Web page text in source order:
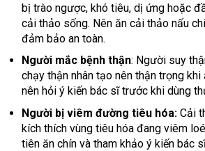
bị trào ngược, khó tiêu, dị ứng hoặc
cải thảo sống. Nên ăn cải thảo nấu
đảm bảo an toàn.
Người mắc bệnh thận: Người suy
chạy thận nhân tạo nên thận trọng
nên hỏi ý kiến bác sĩ trước khi dùng
Người bị viêm đường tiêu hóa:Cải
kích thích vùng tiêu hóa đang viêm
tiên ăn chín và tham khảo ý kiến bác